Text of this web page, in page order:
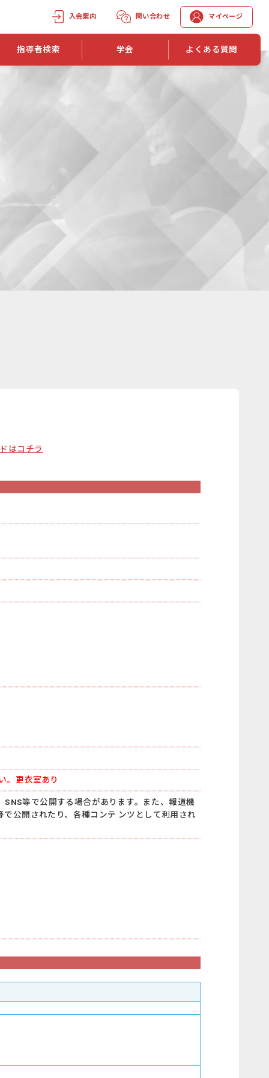
入会案内 問い合わせ マイページ
指導者検索
学会
学会誌
よくある質問
はコチラ
。更衣室あり
等で公開する場合があります。また、報道機
公開されたり、各種コンテ ンツとして利用され